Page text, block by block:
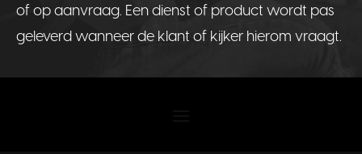
of op aanvraag. Een dienst of product wordt pas
geleverd wanneer de klant of kijker hierom vraagt.